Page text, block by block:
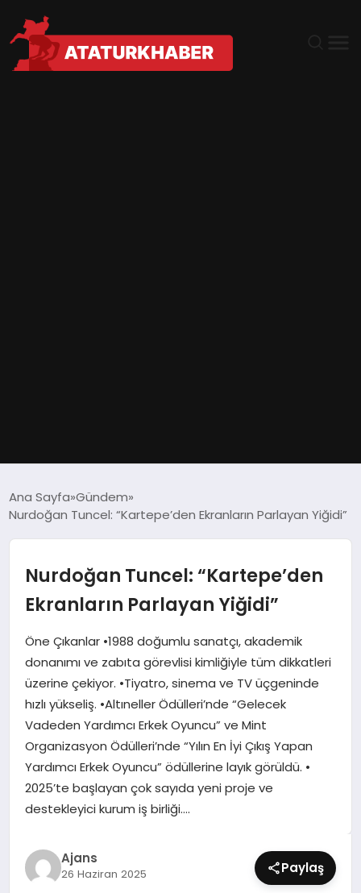
DÜNYA
EĞITIM
EKONOMI
MAGAZIN
SAĞLIK
SIYASET
SPOR
TEKNOLOJI
YAŞAM
Ana Sayfa Gündem
Nurdoğan Tuncel: “Kartepe’den Ekranların Parlayan Yiğidi”
Nurdoğan Tuncel: “Kartepe’den
Ekranların Parlayan Yiğidi”
Öne Çıkanlar ​•​1988 doğumlu sanatçı, akademik
donanımı ve zabıta görevlisi kimliğiyle tüm dikkatleri
üzerine çekiyor. ​•​Tiyatro, sinema ve TV üçgeninde
hızlı yükseliş. ​•​Altıneller Ödülleri’nde “Gelecek
Vadeden Yardımcı Erkek Oyuncu” ve Mint
Organizasyon Ödülleri’nde “Yılın En İyi Çıkış Yapan
Yardımcı Erkek Oyuncu” ödüllerine layık görüldü. ​•​
2025’te başlayan çok sayıda yeni proje ve
destekleyici kurum iş birliği….
Ajans
26 Haziran 2025 Paylaş